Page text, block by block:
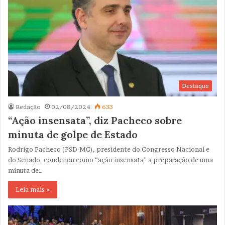
Destaque
Redação 02/08/2024 633
“Ação insensata”, diz Pacheco sobre
minuta de golpe de Estado
Rodrigo Pacheco (PSD-MG), presidente do Congresso Nacional e
do Senado, condenou como “ação insensata” a preparação de uma
minuta de…
Leia mais »